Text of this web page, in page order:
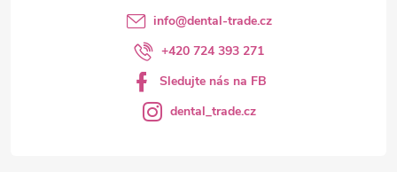
info@dental-trade.cz
+420 724 393 271
Sledujte nás na FB
dental_trade.cz